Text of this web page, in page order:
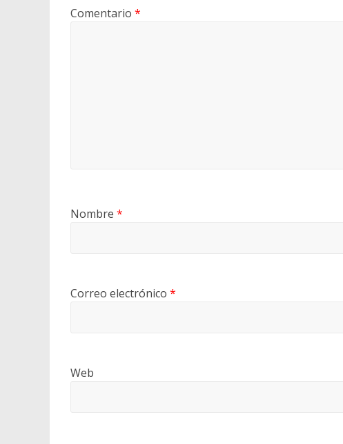
Comentario *
Nombre *
Correo electrónico *
Web